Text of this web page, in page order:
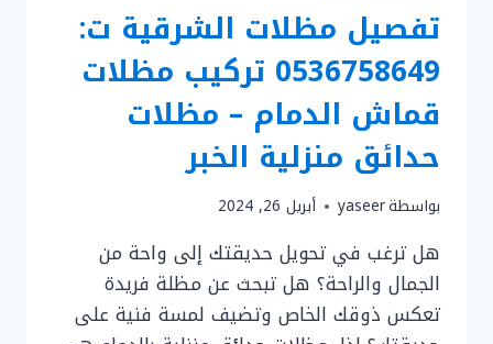
تفصيل مظلات الشرقية ت:
0536758649 تركيب مظلات
قماش الدمام – مظلات
حدائق منزلية الخبر
بواسطةyaseer أبريل 26, 2024
هل ترغب في تحويل حديقتك إلى واحة من
الجمال والراحة؟ هل تبحث عن مظلة فريدة
تعكس ذوقك الخاص وتضيف لمسة فنية على